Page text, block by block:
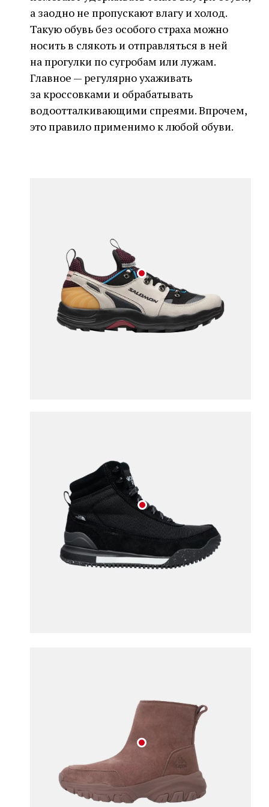
а заодно не пропускают влагу и холод.
Такую обувь без особого страха можно
носить в слякоть и отправляться в ней
на прогулки по сугробам или лужам.
Главное — регулярно ухаживать
за кроссовками и обрабатывать
водоотталкивающими спреями. Впрочем,
это правило применимо к любой обуви.